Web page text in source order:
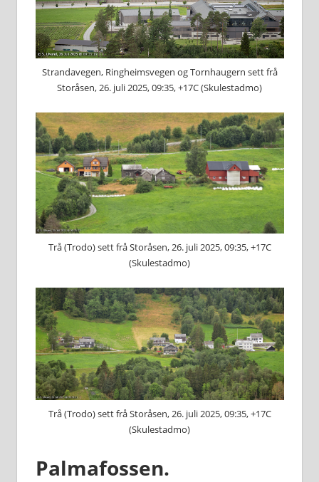
Strandavegen, Ringheimsvegen og Tornhaugern sett frå
Storåsen, 26. juli 2025, 09:35, +17C (Skulestadmo)
Trå (Trodo) sett frå Storåsen, 26. juli 2025, 09:35, +17C
(Skulestadmo)
Trå (Trodo) sett frå Storåsen, 26. juli 2025, 09:35, +17C
(Skulestadmo)
Palmafossen.